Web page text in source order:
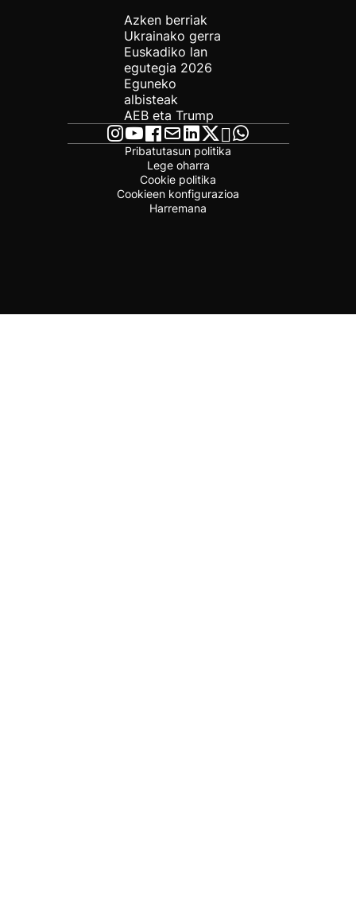
Azken berriak
Ukrainako gerra
Euskadiko lan
egutegia 2026
Eguneko
albisteak
AEB eta Trump
Pribatutasun politika
Lege oharra
Cookie politika
Cookieen konfigurazioa
Harremana